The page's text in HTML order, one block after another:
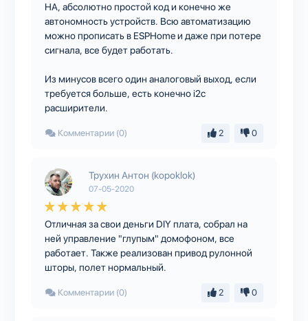
HA, абсолютно простой код и конечно же
автономность устройств. Всю автоматизацию
можно прописать в ESPHome и даже при потере
сигнала, все будет работать.
Из минусов всего один аналоговый выход, если
требуется больше, есть конечно i2c
расширители.
Комментарии (0) 2 0
Трухин Антон (kopoklok)
07-05-2020
Отличная за свои деньги DIY плата, собрал на
ней управление "глупым" домофоном, все
работает. Также реализован привод рулонной
шторы, полет нормальный.
Комментарии (0) 2 0